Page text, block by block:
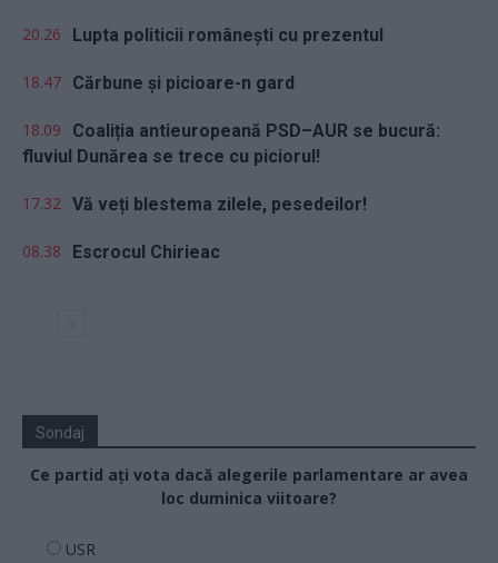
20.26 Lupta politicii românești cu prezentul
18.47 Cărbune și picioare-n gard
18.09
Coaliția antieuropeană PSD–AUR se bucură:
fluviul Dunărea se trece cu piciorul!
17.32 Vă veți blestema zilele, pesedeilor!
08.38 Escrocul Chirieac
Sondaj
Ce partid ați vota dacă alegerile parlamentare ar avea
loc duminica viitoare?
USR